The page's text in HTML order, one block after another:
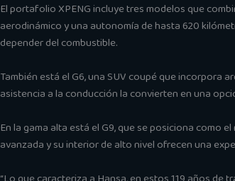
El portafolio XPENG incluye tres modelos que
aerodinámico y una autonomía de hasta 620
depender del combustible.
También está el G6, una SUV coupé que incorpora
asistencia a la conducción la convierten en una
En la gama alta está el G9, que se posiciona como
avanzada y su interior de alto nivel ofrecen una